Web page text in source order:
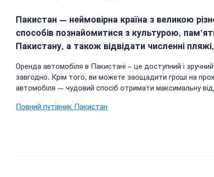
Пакистан — неймовірна країна з великою
способів познайомитися з культурою,
Пакистану, а також відвідати численні
Оренда автомобіля в Пакистані – це доступний і
завгодно. Крім того, ви можете заощадити гроші на
автомобіля — чудовий спосіб отримати максимальну
Повний путівник Пакистан